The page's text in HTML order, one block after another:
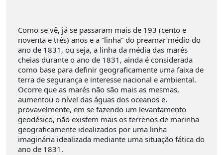
Como se vê, já se passaram mais de 193 (cento e
noventa e três) anos e a “linha” do preamar médio do
ano de 1831, ou seja, a linha da média das marés
cheias durante o ano de 1831, ainda é considerada
como base para definir geograficamente uma faixa de
terra de segurança e interesse nacional e ambiental.
Ocorre que as marés não são mais as mesmas,
aumentou o nível das águas dos oceanos e,
provavelmente, em se fazendo um levantamento
geodésico, não existem mais os terrenos de marinha
geograficamente idealizados por uma linha
imaginária idealizada mediante uma situação fática do
ano de 1831.